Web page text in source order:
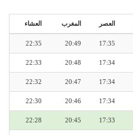
العصر المغرب العشاء
17:35
20:49
22:35
17:34
20:48
22:33
17:34
20:47
22:32
17:34
20:46
22:30
17:33
20:45
22:28